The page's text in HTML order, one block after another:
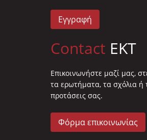
Εγγραφή
Contact EKT
Επικοινωνήστε μαζί μας,
τα ερωτήματα, τα σχόλια ή
προτάσεις σας.
Φόρμα επικοινωνίας